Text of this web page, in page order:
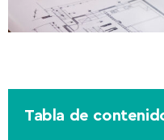
Tabla de